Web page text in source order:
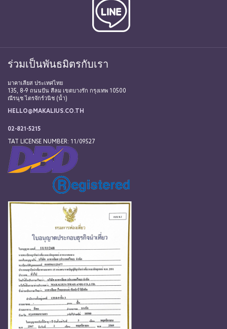
ร่วมเป็นพันธมิตรกับเรา
มาคาเลียส ประเทศไทย
135, 8-9 ถนนปัน สีลม เขตบางรัก กรุงเทพ 10500
ณีรนุช ไตรจักร์วนิช (น้ำ)
HELLO@MAKALIUS.CO.TH
02-821-5215
TAT LICENSE NUMBER: 11/09527